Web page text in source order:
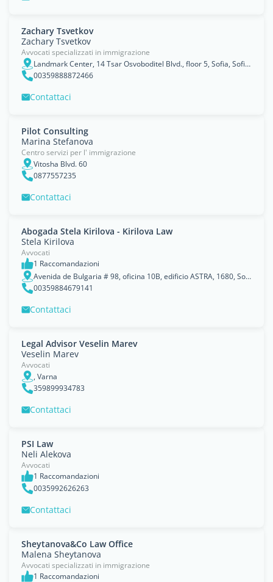
Zachary Tsvetkov
Zachary Tsvetkov
Avvocati specializzati in immigrazione
Landmark Center, 14 Tsar Osvoboditel Blvd., floor 5, Sofia, Sofia-Capital
00359888872466
Contattaci
Pilot Consulting
Marina Stefanova
Centro servizi per l' immigrazione
Vitosha Blvd. 60
0877557235
Contattaci
Abogada Stela Kirilova - Kirilova Law
Stela Kirilova
Avvocati
1 Raccomandazioni
Avenida de Bulgaria # 98, oficina 10B, edificio ASTRA, 1680, Sofía, Sofia-Capital
00359884679141
Contattaci
Legal Advisor Veselin Marev
Veselin Marev
Avvocati
, Varna
359899934783
Contattaci
PSI Law
Neli Alekova
Avvocati
1 Raccomandazioni
0035992626263
Contattaci
Sheytanova&Co Law Office
Malena Sheytanova
Avvocati specializzati in immigrazione
1 Raccomandazioni